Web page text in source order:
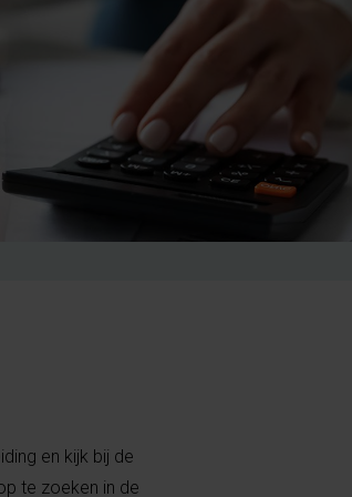
en kijk bij de
te zoeken in de